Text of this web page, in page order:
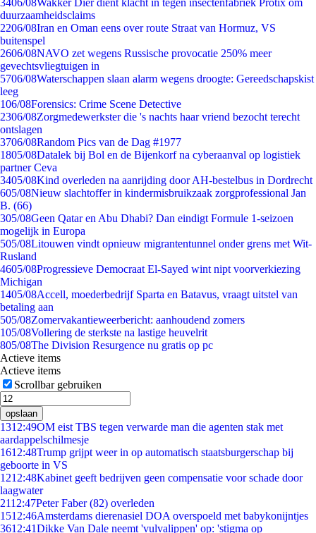
3406/08Wakker Dier dient klacht in tegen insectenfabriek Protix om
duurzaamheidsclaims
2206/08Iran en Oman eens over route Straat van Hormuz, VS
buitenspel
2606/08NAVO zet wegens Russische provocatie 250% meer
gevechtsvliegtuigen in
5706/08Waterschappen slaan alarm wegens droogte: Gereedschapskist
leeg
106/08Forensics: Crime Scene Detective
2306/08Zorgmedewerkster die 's nachts haar vriend bezocht terecht
ontslagen
3706/08Random Pics van de Dag #1977
1805/08Datalek bij Bol en de Bijenkorf na cyberaanval op logistiek
partner Ceva
3405/08Kind overleden na aanrijding door AH-bestelbus in Dordrecht
605/08Nieuw slachtoffer in kindermisbruikzaak zorgprofessional Jan
B. (66)
305/08Geen Qatar en Abu Dhabi? Dan eindigt Formule 1-seizoen
mogelijk in Europa
505/08Litouwen vindt opnieuw migrantentunnel onder grens met Wit-
Rusland
4605/08Progressieve Democraat El-Sayed wint nipt voorverkiezing
Michigan
1405/08Accell, moederbedrijf Sparta en Batavus, vraagt uitstel van
betaling aan
505/08Zomervakantieweerbericht: aanhoudend zomers
105/08Vollering de sterkste na lastige heuvelrit
805/08The Division Resurgence nu gratis op pc
Actieve items
Actieve items
Scrollbar gebruiken
opslaan
1312:49OM eist TBS tegen verwarde man die agenten stak met
aardappelschilmesje
1612:48Trump grijpt weer in op automatisch staatsburgerschap bij
geboorte in VS
1212:48Kabinet geeft bedrijven geen compensatie voor schade door
laagwater
2112:47Peter Faber (82) overleden
1512:46Amsterdams dierenasiel DOA overspoeld met babykonijntjes
3612:41Dikke Van Dale neemt 'vulvalippen' op: 'stigma op